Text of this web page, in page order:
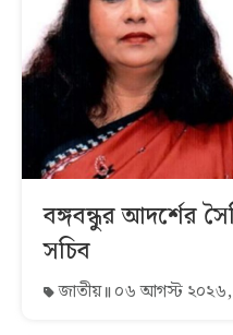
বঙ্গবন্ধুর আদর্শের
সচিব
জাতীয় ০৬ আগস্ট